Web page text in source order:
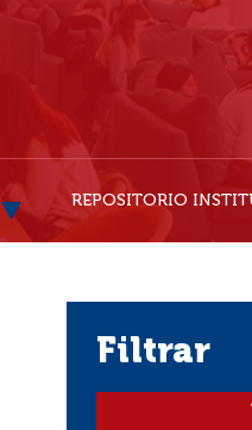
REPOSITORIO
filtrar